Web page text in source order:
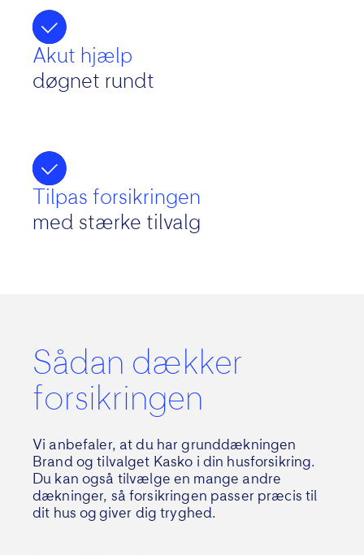
Akut hjælp
døgnet rundt
Tilpas forsikringen
med stærke tilvalg
Sådan dækker
forsikringen
Vi anbefaler, at du hargrunddækningen
Brand og tilvalget Kasko i din husforsikring.
Du kan også tilvælgeen mange andre
dækninger, så forsikringen passer præcis til
dit hus og giver dig tryghed.